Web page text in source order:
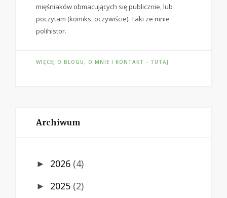
mięśniaków obmacujących się publicznie, lub
poczytam (komiks, oczywiście). Taki ze mnie
polihistor.
WIĘCEJ O BLOGU, O MNIE I KONTAKT - TUTAJ
Archiwum
► 2026 (4)
► 2025 (2)